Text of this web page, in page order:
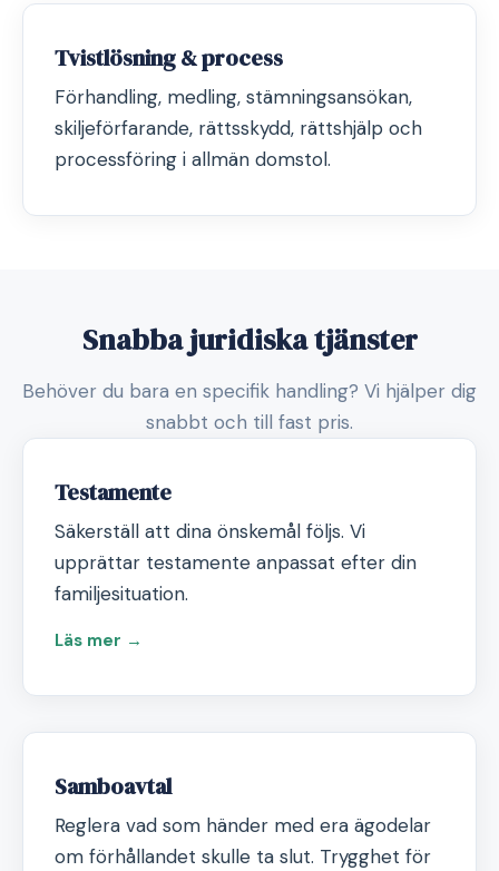
Tvistlösning & process
Förhandling, medling, stämningsansökan,
skiljeförfarande, rättsskydd, rättshjälp och
processföring i allmän domstol.
Snabba juridiska tjänster
Behöver du bara en specifik handling? Vi hjälper dig
snabbt och till fast pris.
Testamente
Säkerställ att dina önskemål följs. Vi
upprättar testamente anpassat efter din
familjesituation.
Läs mer →
Samboavtal
Reglera vad som händer med era ägodelar
om förhållandet skulle ta slut. Trygghet för